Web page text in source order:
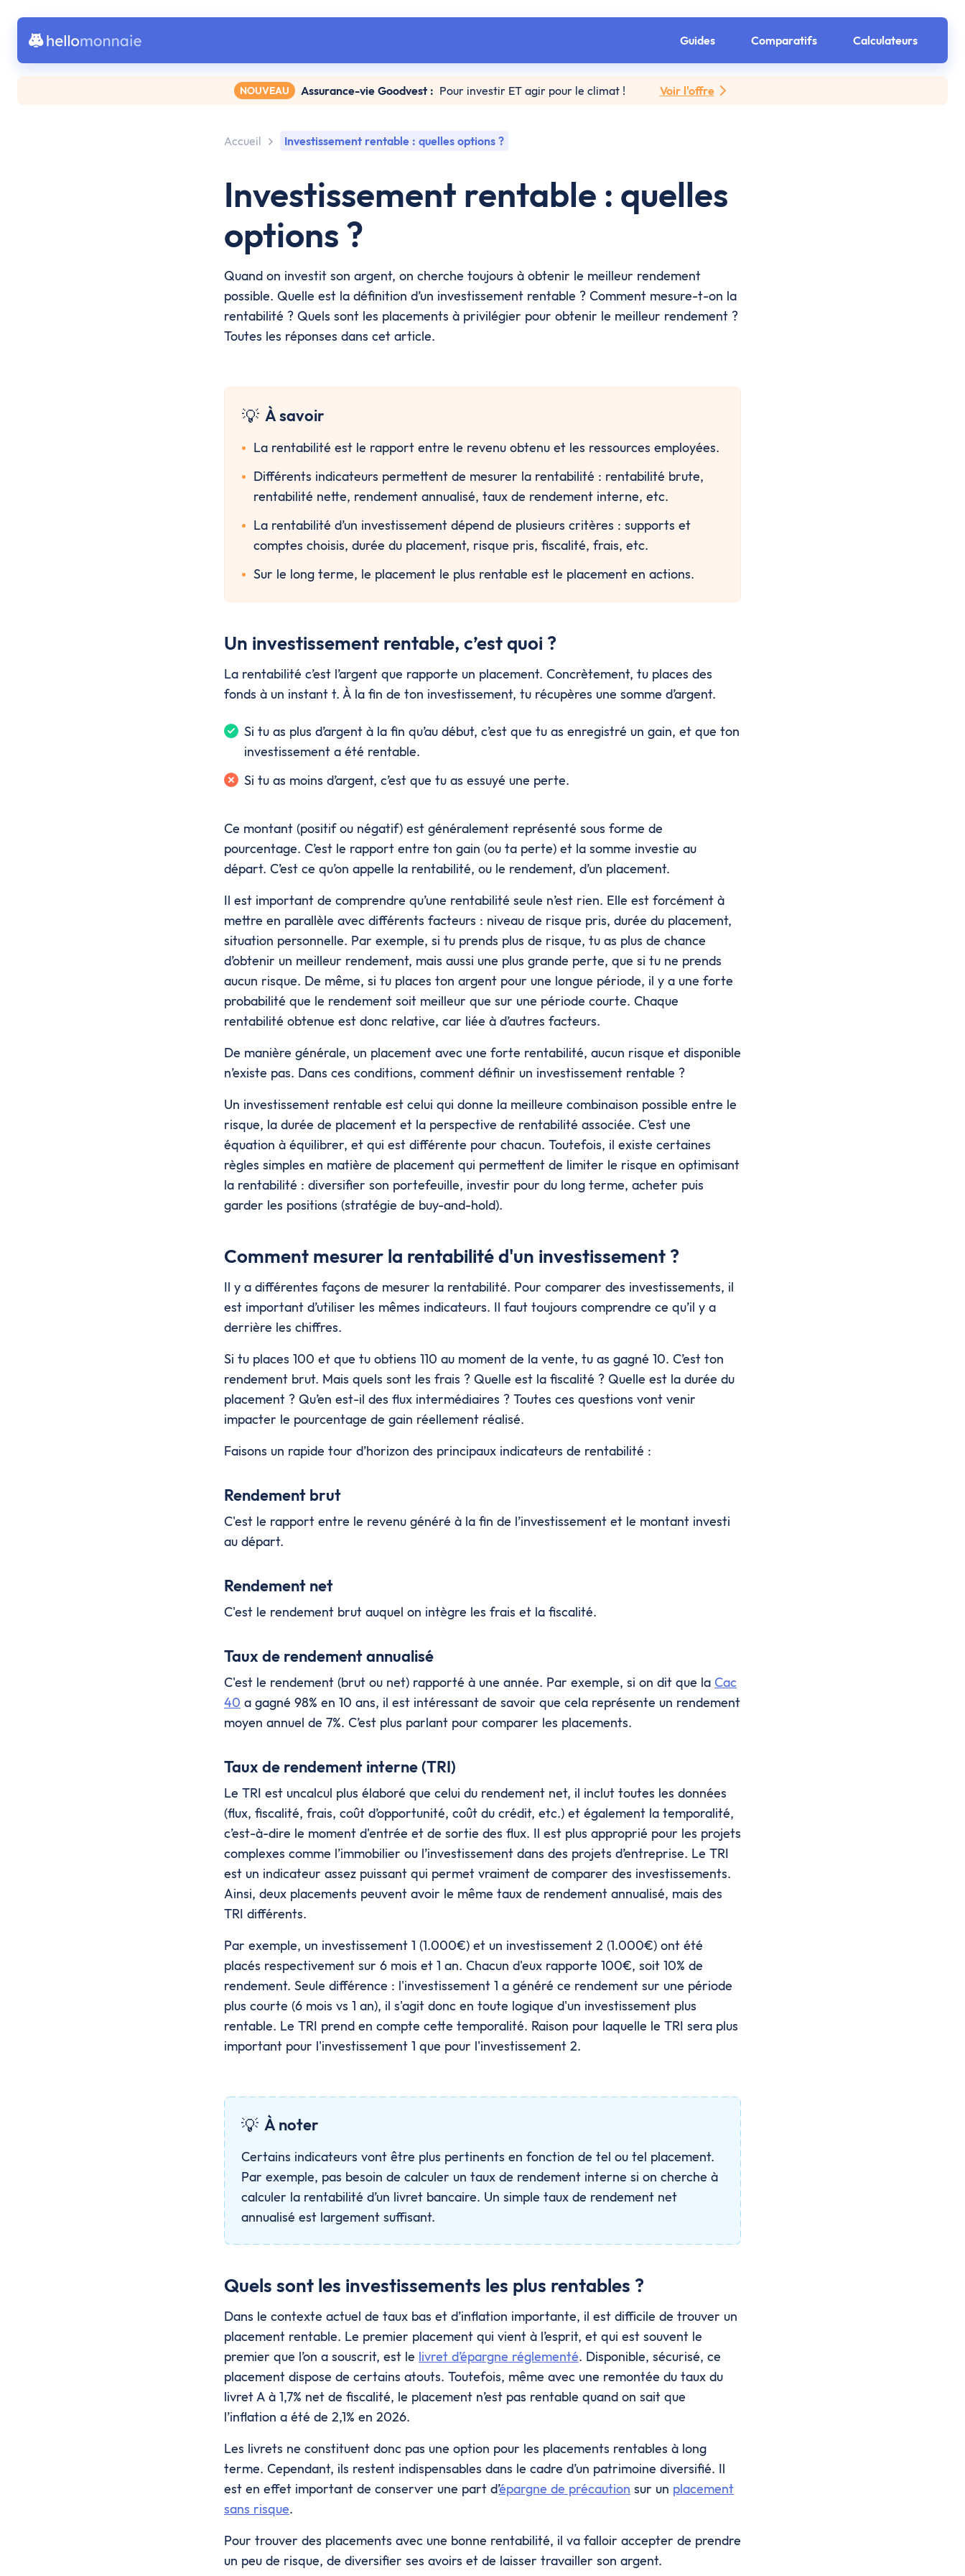
Guides Comparatifs Calculateurs
NOUVEAU Assurance-vie Goodvest : Pour investir ET agir pour le climat ! Voir l'offre
Accueil Investissement rentable : quelles options ?
Investissement rentable : quelles
options ?
Quand on investit son argent, on cherche toujours à obtenir le meilleur rendement
possible. Quelle est la définition d’un investissement rentable ? Comment mesure-t-on la
rentabilité ? Quels sont les placements à privilégier pour obtenir le meilleur rendement ?
Toutes les réponses dans cet article.
💡 À savoir
La rentabilité est le rapport entre le revenu obtenu et les ressources employées.
Différents indicateurs permettent de mesurer la rentabilité : rentabilité brute,
rentabilité nette, rendement annualisé, taux de rendement interne, etc.
La rentabilité d’un investissement dépend de plusieurs critères : supports et
comptes choisis, durée du placement, risque pris, fiscalité, frais, etc.
Sur le long terme, le placement le plus rentable est le placement en actions.
Un investissement rentable, c’est quoi ?
La rentabilité c’est l’argent que rapporte un placement. Concrètement, tu places des
fonds à un instant t. À la fin de ton investissement, tu récupères une somme d’argent.
Si tu as plus d’argent à la fin qu’au début, c’est que tu as enregistré un gain, et que ton
investissement a été rentable.
Si tu as moins d’argent, c’est que tu as essuyé une perte.
Ce montant (positif ou négatif) est généralement représenté sous forme de
pourcentage. C’est le rapport entre ton gain (ou ta perte) et la somme investie au
départ. C’est ce qu’on appelle la rentabilité, ou le rendement, d’un placement.
Il est important de comprendre qu’une rentabilité seule n’est rien. Elle est forcément à
mettre en parallèle avec différents facteurs : niveau de risque pris, durée du placement,
situation personnelle. Par exemple, si tu prends plus de risque, tu as plus de chance
d’obtenir un meilleur rendement, mais aussi une plus grande perte, que si tu ne prends
aucun risque. De même, si tu places ton argent pour une longue période, il y a une forte
probabilité que le rendement soit meilleur que sur une période courte. Chaque
rentabilité obtenue est donc relative, car liée à d’autres facteurs.
De manière générale, un placement avec une forte rentabilité, aucun risque et disponible
n’existe pas. Dans ces conditions, comment définir un investissement rentable ?
Un investissement rentable est celui qui donne la meilleure combinaison possible entre le
risque, la durée de placement et la perspective de rentabilité associée. C’est une
équation à équilibrer, et qui est différente pour chacun. Toutefois, il existe certaines
règles simples en matière de placement qui permettent de limiter le risque en optimisant
la rentabilité : diversifier son portefeuille, investir pour du long terme, acheter puis
garder les positions (stratégie de buy-and-hold).
Comment mesurer la rentabilité d'un investissement ?
Il y a différentes façons de mesurer la rentabilité. Pour comparer des investissements, il
est important d’utiliser les mêmes indicateurs. Il faut toujours comprendre ce qu’il y a
derrière les chiffres.
Si tu places 100 et que tu obtiens 110 au moment de la vente, tu as gagné 10. C’est ton
rendement brut. Mais quels sont les frais ? Quelle est la fiscalité ? Quelle est la durée du
placement ? Qu’en est-il des flux intermédiaires ? Toutes ces questions vont venir
impacter le pourcentage de gain réellement réalisé.
Faisons un rapide tour d’horizon des principaux indicateurs de rentabilité :
Rendement brut
C'est le rapport entre le revenu généré à la fin de l’investissement et le montant investi
au départ.
Rendement net
C'est le rendement brut auquel on intègre les frais et la fiscalité.
Taux de rendement annualisé
C'est le rendement (brut ou net) rapporté à une année. Par exemple, si on dit que la Cac
40 a gagné 98% en 10 ans, il est intéressant de savoir que cela représente un rendement
moyen annuel de 7%. C’est plus parlant pour comparer les placements.
Taux de rendement interne (TRI)
Le TRI est uncalcul plus élaboré que celui du rendement net, il inclut toutes les données
(flux, fiscalité, frais, coût d’opportunité, coût du crédit, etc.) et également la temporalité,
c’est-à-dire le moment d'entrée et de sortie des flux. Il est plus approprié pour les projets
complexes comme l’immobilier ou l’investissement dans des projets d’entreprise. Le TRI
est un indicateur assez puissant qui permet vraiment de comparer des investissements.
Ainsi, deux placements peuvent avoir le même taux de rendement annualisé, mais des
TRI différents.
Par exemple, un investissement 1 (1.000€) et un investissement 2 (1.000€) ont été
placés respectivement sur 6 mois et 1 an. Chacun d'eux rapporte 100€, soit 10% de
rendement. Seule différence : l'investissement 1 a généré ce rendement sur une période
plus courte (6 mois vs 1 an), il s'agit donc en toute logique d'un investissement plus
rentable. Le TRI prend en compte cette temporalité. Raison pour laquelle le TRI sera plus
important pour l'investissement 1 que pour l'investissement 2.
💡 À noter
Certains indicateurs vont être plus pertinents en fonction de tel ou tel placement.
Par exemple, pas besoin de calculer un taux de rendement interne si on cherche à
calculer la rentabilité d’un livret bancaire. Un simple taux de rendement net
annualisé est largement suffisant.
Quels sont les investissements les plus rentables ?
Dans le contexte actuel de taux bas et d’inflation importante, il est difficile de trouver un
placement rentable. Le premier placement qui vient à l’esprit, et qui est souvent le
premier que l’on a souscrit, est le livret d’épargne réglementé. Disponible, sécurisé, ce
placement dispose de certains atouts. Toutefois, même avec une remontée du taux du
livret A à 1,7% net de fiscalité, le placement n’est pas rentable quand on sait que
l’inflation a été de 2,1% en 2026.
Les livrets ne constituent donc pas une option pour les placements rentables à long
terme. Cependant, ils restent indispensables dans le cadre d’un patrimoine diversifié. Il
est en effet important de conserver une part d’épargne de précaution sur un placement
sans risque.
Pour trouver des placements avec une bonne rentabilité, il va falloir accepter de prendre
un peu de risque, de diversifier ses avoirs et de laisser travailler son argent.